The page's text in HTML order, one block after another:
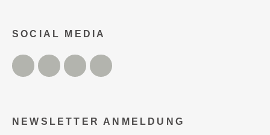
SOCIAL MEDIA
Twitter FacebookInstagram
NEWSLETTER ANMELDUNG